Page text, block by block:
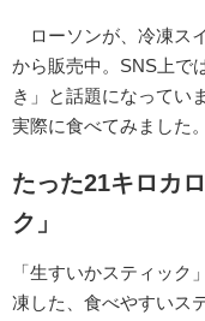
ローソンが、冷凍ス
から販売中。SNS上で
き」と話題になってい
実際に食べてみました。
たった21キロカ
ク」
「生すいかスティッ
凍した、食べやすいス